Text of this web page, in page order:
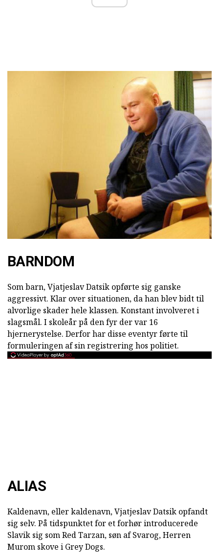
BARNDOM
Som barn, Vjatjeslav Datsik opførte sig ganske
aggressivt. Klar over situationen, da han blev bidt til
alvorlige skader hele klassen. Konstant involveret i
slagsmål. I skoleår på den fyr der var 16
hjernerystelse. Derfor har disse eventyr førte til
formuleringen af sin registrering hos politiet.
ALIAS
Kaldenavn, eller kaldenavn, Vjatjeslav Datsik opfandt
sig selv. På tidspunktet for et forhør introducerede
Slavik sig som Red Tarzan, søn af Svarog, Herren
Murom skove i Grey Dogs.